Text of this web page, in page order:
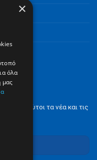
πρώτοι τα νέα και τις
×
όλα
μας